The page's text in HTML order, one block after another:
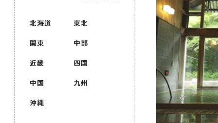
北海道 東北
関東 中部
近畿 四国
中国 九州
沖縄